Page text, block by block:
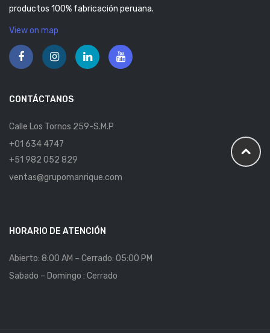
productos 100% fabricación peruana.
View on map
CONTÁCTANOS
Calle Los Tornos 259-S.M.P
+01 634 4747
+51 982 052 829
ventas@grupomanrique.com
HORARIO DE ATENCIÓN
Abierto: 8:00 AM – Cerrado: 05:00 PM
Sabado – Domingo : Cerrado